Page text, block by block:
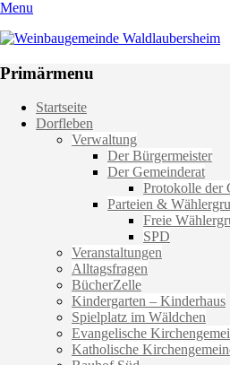
Menu
Weinbaugemeinde Waldlaubersheim
Primärmenu
Weiter
zum
Startseite
Dorfleben
Verwaltung
Der Bürgermeister
Der Gemeinderat
Protokolle der
Parteien &
Freie
SPD
Veranstaltungen
Alltagsfragen
BücherZelle
Kindergarten – Kinderhaus
Spielplatz im Wäldchen
Evangelische
Katholische